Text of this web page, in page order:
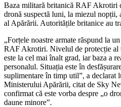
Baza militară britanică RAF Akrotiri
dronă suspectă luni, la miezul
al Apărării. Autoritățile britanice au
„Forțele noastre armate răspund la
RAF Akrotiri. Nivelul de protecție al
este la cel mai înalt grad, iar baza a
personalul. Situația este în
suplimentare în timp util”, a declarat
Ministerului Apărării, citat de Sky
confirmat că este vorba despre „o
daune minore”.